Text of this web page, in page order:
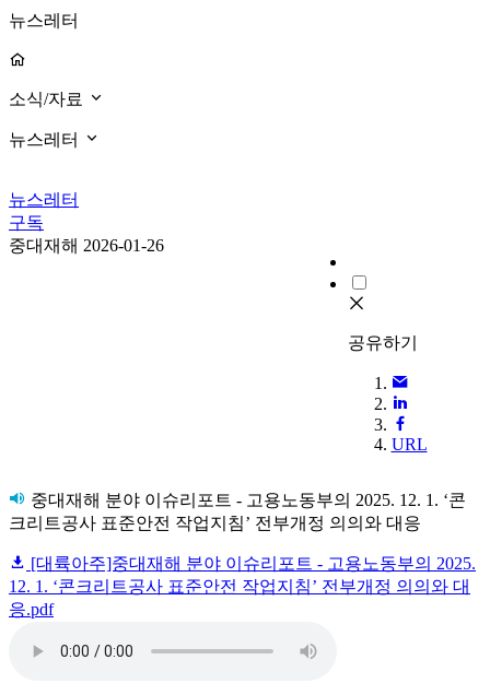
뉴스레터
소식/자료
뉴스레터
뉴스레터
구독
중대재해 2026-01-26
공유하기
URL
중대재해 분야 이슈리포트 - 고용노동부의 2025. 12. 1. ‘콘
크리트공사 표준안전 작업지침’ 전부개정 의의와 대응
[대륙아주]중대재해 분야 이슈리포트 - 고용노동부의 2025.
12. 1. ‘콘크리트공사 표준안전 작업지침’ 전부개정 의의와 대
응.pdf